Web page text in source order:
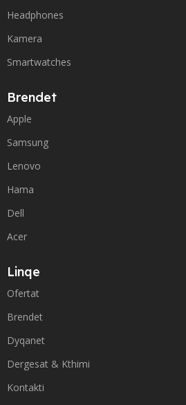
Headphones
Kamera
Smartwatches
Brendet
Apple
Samsung
Lenovo
Hama
Dell
Acer
Linqe
Ofertat
Brendet
Dyqanet
Dergesat & Kthimi
Kontakti